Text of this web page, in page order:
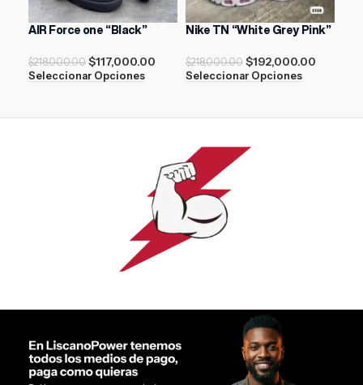
AIR Force one “Black”
$218,000.00 $117,000.00
Seleccionar Opciones
Nike TN “White Grey Pink”
$218,000.00 $192,000.00
Seleccionar Opciones